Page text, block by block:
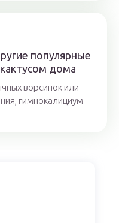
популярные
дома
ворсинок или
гимнокалициум